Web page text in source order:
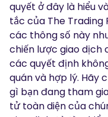
quyết ở đây là hiểu
tắc của The Trading
các thông số này
chiến lược giao dịch
các quyết định
quán và hợp lý. Hãy
gì bạn đang tham
tửtoàn diện của